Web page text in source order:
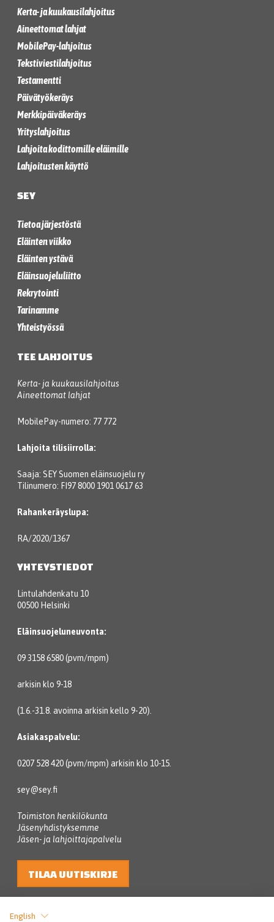
Kerta- ja kuukausilahjoitus
Aineettomat lahjat
MobilePay-lahjoitus
Tekstiviestilahjoitus
Testamentti
Päivätyökeräys
Merkkipäiväkeräys
Yrityslahjoitus
Lahjoita kodittomille eläimille
Lahjoitusten käyttö
SEY
Tietoa järjestöstä
Eläinten viikko
Eläinten ystävä
Eläinsuojeluliitto
Rekrytointi
Tarinamme
Yhteistyössä
TEE LAHJOITUS
Kerta- ja kuukausilahjoitus
Aineettomat lahjat
MobilePay-numero: 77 772
Lahjoita tilisiirrolla:
Saaja: SEY Suomen eläinsuojelu ry
Tilinumero: FI97 8000 1901 0617 63
Rahankeräyslupa:
RA/2020/1367
YHTEYSTIEDOT
Lintulahdenkatu 10
00500 Helsinki
Eläinsuojeluneuvonta:
09 3158 6580 (pvm/mpm)
arkisin klo 9-18
(1.6.-31.8. avoinna arkisin kello 9-20).
Asiakaspalvelu:
0207 528 420 (pvm/mpm) arkisin klo 10-15.
sey@sey.fi
Toimiston henkilökunta
Jäsenyhdistyksemme
Jäsen- ja lahjoittajapalvelu
TILAA UUTISKIRJE
English